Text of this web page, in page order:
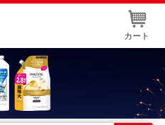
カート